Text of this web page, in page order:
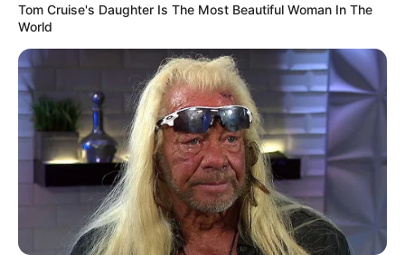
Tom Cruise's Daughter Is The Most Beautiful Woman In The
World